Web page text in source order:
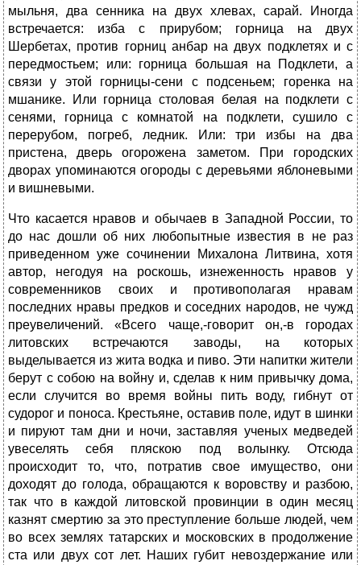
мыльня, два сенника на двух хлевах, сарай. Иногда
встречается: изба с прирубом; горница на двух
Шербетах, против горниц анбар на двух подклетях и с
передмостьем; или: горница большая на Подклети, а
связи у этой горницы-сени с подсеньем; горенка на
мшанике. Или горница столовая белая на подклети с
сенями, горница с комнатой на подклети, сушило с
перерубом, погреб, ледник. Или: три избы на два
пристена, дверь огорожена заметом. При городских
дворах упоминаются огороды с деревьями яблоневыми
и вишневыми.
Что касается нравов и обычаев в Западной России, то
до нас дошли об них любопытные известия в не раз
приведенном уже сочинении Михалона Литвина, хотя
автор, негодуя на роскошь, изнеженность нравов у
современников своих и противополагая нравам
последних нравы предков и соседних народов, не чужд
преувеличений. «Всего чаще,-говорит он,-в городах
литовских встречаются заводы, на которых
выделывается из жита водка и пиво. Эти напитки жители
берут с собою на войну и, сделав к ним привычку дома,
если случится во время войны пить воду, гибнут от
судорог и поноса. Крестьяне, оставив поле, идут в шинки
и пируют там дни и ночи, заставляя ученых медведей
увеселять себя пляскою под волынку. Отсюда
происходит то, что, потратив свое имущество, они
доходят до голода, обращаются к воровству и разбою,
так что в каждой литовской провинции в один месяц
казнят смертию за это преступление больше людей, чем
во всех землях татарских и московских в продолжение
ста или двух сот лет. Наших губит невоздержание или